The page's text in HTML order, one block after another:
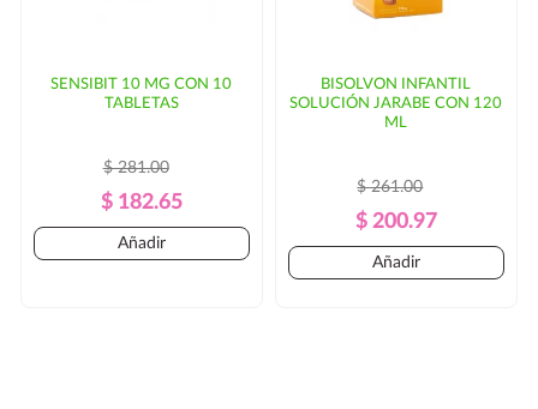
SENSIBIT 10 MG CON 10
TABLETAS
Precio
Regular
$ 281.00
Precio
$ 182.65
Añadir
BISOLVON INFANTIL
SOLUCIÓN JARABE CON 120
ML
Precio
Regular
$ 261.00
Precio
$ 200.97
Añadir